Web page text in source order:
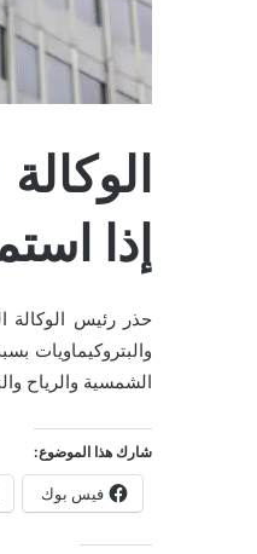
إذا
حذر رئيس الوكالة
والبتروكيماويات
الشمسية والرياح
شارك هذا الموضوع:
فيس بوك